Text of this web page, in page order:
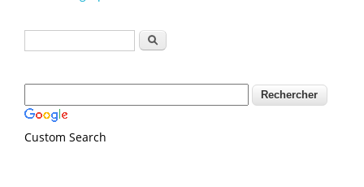
Formulaire de recherche
Rechercher
Custom Search